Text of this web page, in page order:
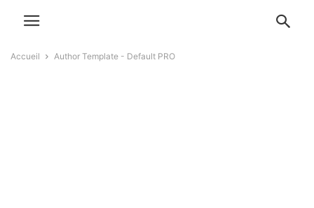
Accueil Author Template - Default PRO